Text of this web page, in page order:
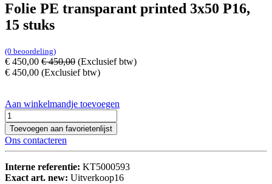
Folie PE transparant printed 3x50 P16,
15 stuks
(0 beoordeling)
€ 450,00 €450,00 (Exclusief btw)
€ 450,00 (Exclusief btw)
Aan winkelmandje toevoegen
Toevoegen aan favorietenlijst
Ons contacteren
Interne referentie: KT5000593
Exact art. new: Uitverkoop16